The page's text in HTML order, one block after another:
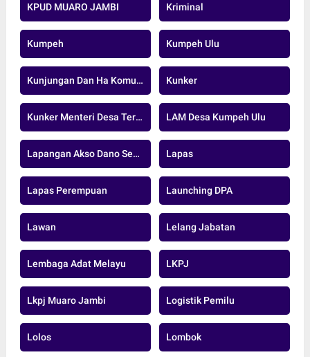
KPUD MUARO JAMBI Kriminal
Kumpeh Kumpeh Ulu
Kunjungan Dan Ha Komunikasi Kunker
Kunker Menteri Desa Tertinggal LAM Desa Kumpeh Ulu
Lapangan Akso Dano Sengeti Lapas
Lapas Perempuan Launching DPA
Lawan Lelang Jabatan
Lembaga Adat Melayu LKPJ
Lkpj Muaro Jambi Logistik Pemilu
Lolos Lombok